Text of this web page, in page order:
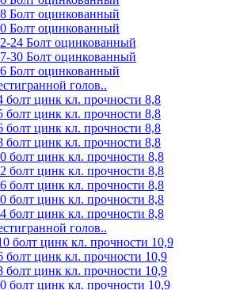
Болт оцинкованный
Болт оцинкованный
24 Болт оцинкованный
30 Болт оцинкованный
Болт оцинкованный
голов..
цинк кл. прочности 8,8
цинк кл. прочности 8,8
цинк кл. прочности 8,8
цинк кл. прочности 8,8
болт цинк кл. прочности 8,8
болт цинк кл. прочности 8,8
болт цинк кл. прочности 8,8
болт цинк кл. прочности 8,8
болт цинк кл. прочности 8,8
голов..
болт цинк кл. прочности 10,9
цинк кл. прочности 10,9
цинк кл. прочности 10,9
болт цинк кл. прочности 10,9